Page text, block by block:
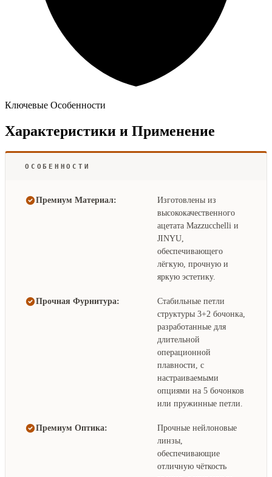
Ключевые Особенности
Характеристики и Применение
ОСОБЕННОСТИ
Премиум Материал:
Изготовлены из
высококачественного
ацетата Mazzucchelli и
JINYU,
обеспечивающего
лёгкую, прочную и
яркую эстетику.
Прочная Фурнитура:
Стабильные петли
структуры 3+2 бочонка,
разработанные для
длительной
операционной
плавности, с
настраиваемыми
опциями на 5 бочонков
или пружинные петли.
Премиум Оптика:
Прочные нейлоновые
линзы,
обеспечивающие
отличную чёткость